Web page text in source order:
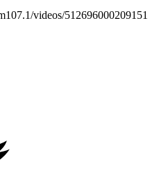
videos/512696000209151